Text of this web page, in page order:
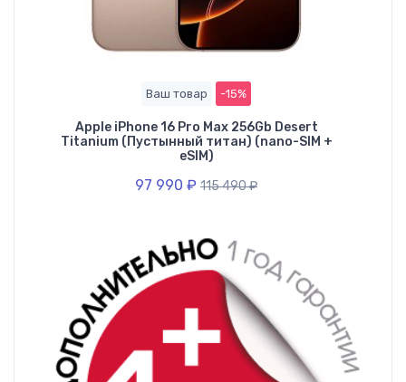
Ваш товар -15%
Apple iPhone 16 Pro Max 256Gb Desert
Titanium (Пустынный титан) (nano-SIM +
eSIM)
97 990 ₽ 115 490₽